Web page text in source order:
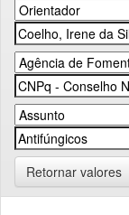
Retornar valores